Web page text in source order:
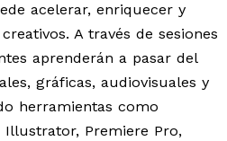
acelerar, enriquecer y
A través de sesiones
aprenderán a pasar del
gráficas, audiovisuales y
herramientas como
Premiere Pro,